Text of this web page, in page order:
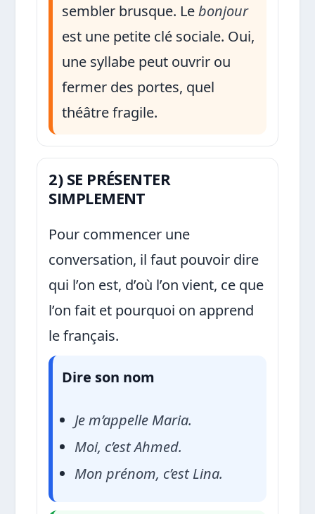
sembler brusque. Lebonjour
est une petite clé sociale. Oui,
une syllabe peut ouvrir ou
fermer des portes, quel
théâtre fragile.
2) SE PRÉSENTER
SIMPLEMENT
Pour commencer une
conversation, il faut pouvoir dire
qui l’on est, d’où l’on vient, ce que
l’on fait et pourquoi on apprend
le français.
Dire son nom
Je m’appelle Maria.
Moi, c’est Ahmed.
Mon prénom, c’est Lina.